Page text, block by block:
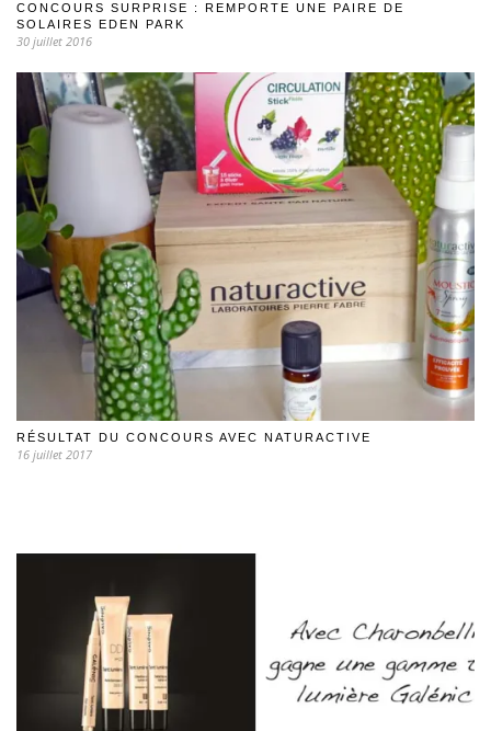
CONCOURS SURPRISE : REMPORTE UNE PAIRE DE
SOLAIRES EDEN PARK
30 juillet 2016
RÉSULTAT DU CONCOURS AVEC NATURACTIVE
16 juillet 2017